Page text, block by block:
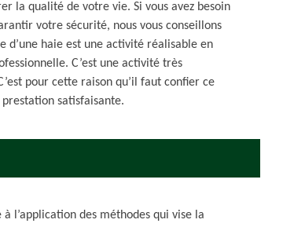
la qualité de votre vie. Si vous avez besoin
votre sécurité, nous vous conseillons
d’une haie est une activité réalisable en
C’est une activité très
pour cette raison qu’il faut confier ce
satisfaisante.
à l’application des méthodes qui vise la